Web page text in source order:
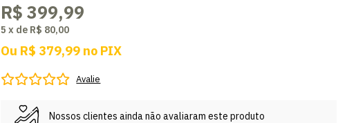
R$ 399,99
5 x de R$ 80,00
Ou R$ 379,99 no PIX
Avalie
Nossos clientes ainda não avaliaram este produto